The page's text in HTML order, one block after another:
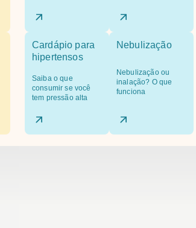
Cardápio para
hipertensos
Saiba o que
consumir se você
tem pressão alta
Nebulização
Nebulização ou
inalação? O que
funciona